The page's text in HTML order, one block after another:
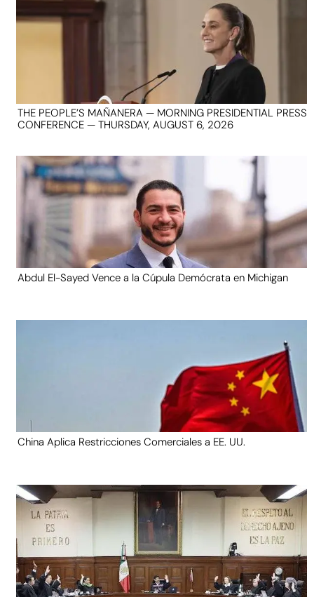
THE PEOPLE’S MAÑANERA — MORNING PRESIDENTIAL PRESS
CONFERENCE — THURSDAY, AUGUST 6, 2026
Abdul El-Sayed Vence a la Cúpula Demócrata en Michigan
China Aplica Restricciones Comerciales a EE. UU.